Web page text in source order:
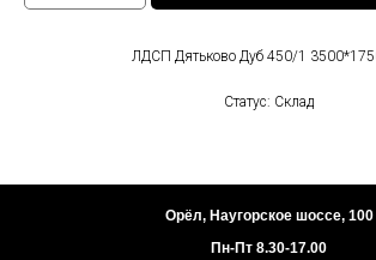
ЛДСП Дятьково Дуб 450/1
Статус: Склад
Орёл, Наугорское шоссе, 100
Пн-Пт 8.30-17.00